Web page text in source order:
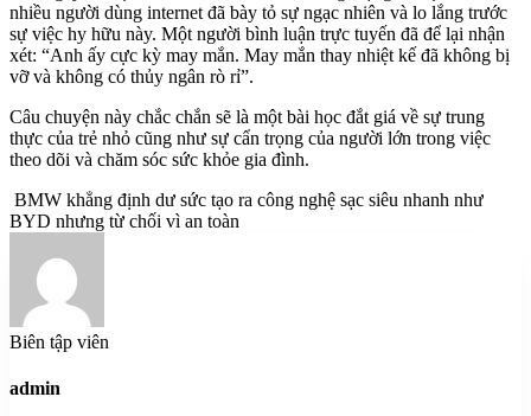
nhiều người dùng internet đã bày tỏ sự ngạc nhiên và lo lắng trước
sự việc hy hữu này. Một người bình luận trực tuyến đã để lại nhận
xét: “Anh ấy cực kỳ may mắn. May mắn thay nhiệt kế đã không bị
vỡ và không có thủy ngân rò rỉ”.
Câu chuyện này chắc chắn sẽ là một bài học đắt giá về sự trung
thực của trẻ nhỏ cũng như sự cẩn trọng của người lớn trong việc
theo dõi và chăm sóc sức khỏe gia đình.
BMW khẳng định dư sức tạo ra công nghệ sạc siêu nhanh như
BYD nhưng từ chối vì an toàn
Biên tập viên
admin